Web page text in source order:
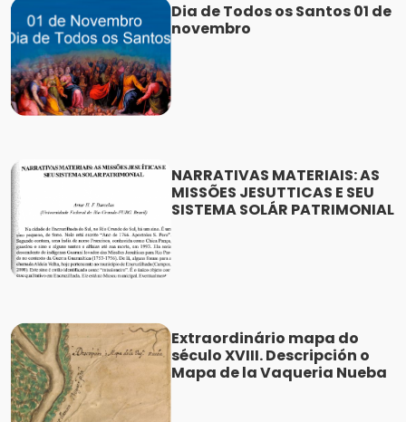
Dia de Todos os Santos 01 de
novembro
NARRATIVAS MATERIAIS: AS
MISSÕES JESUTTICAS E SEU
SISTEMA SOLÁR PATRIMONIAL
Extraordinário mapa do
século XVIII. Descripción o
Mapa de la Vaqueria Nueba